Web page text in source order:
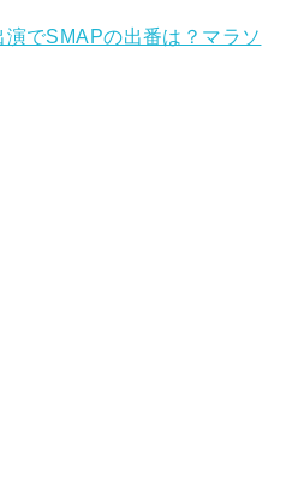
でSMAPの出番は？マラソ